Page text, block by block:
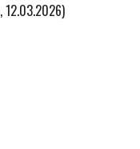
12.03.2026)